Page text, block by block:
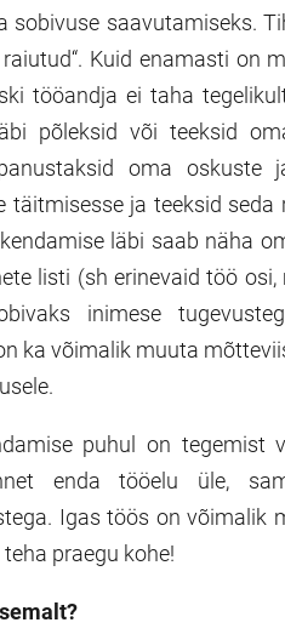
sobivuse saavutamiseks.
raiutud“. Kuid enamasti on
tööandja ei taha
põleksid või teeksid
oma oskuste
täitmisesse ja teeksid
läbi saab näha
listi (sh erinevaid töö
inimese
ka võimalik muuta
puhul on tegemist
enda tööelu üle,
Igas töös on võimalik
praegu kohe!